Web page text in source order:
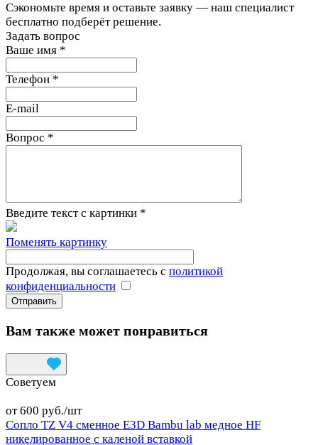
Сэкономьте время и оставьте заявку — наш специалист
бесплатно подберёт решение.
Задать вопрос
Ваше имя *
Телефон *
E-mail
Вопрос *
Введите текст с картинки *
Поменять картинку
Продолжая, вы соглашаетесь с политикой
конфиденциальности
Вам также может понравиться
Советуем
от 600 руб./шт
Сопло TZ V4 сменное E3D Bambu lab медное HF
никелированное с каленой вставкой